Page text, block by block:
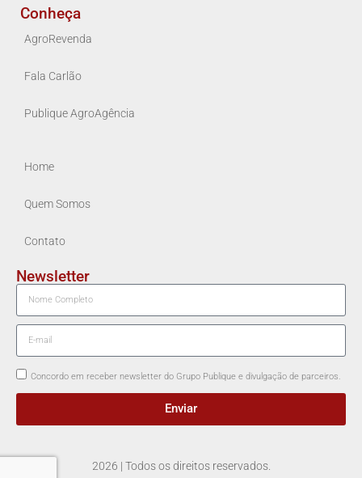
Conheça
AgroRevenda
Fala Carlão
Publique AgroAgência
Home
Quem Somos
Contato
Newsletter
Concordo em receber newsletter do Grupo Publique e divulgação de parceiros.
Enviar
2026 | Todos os direitos reservados.